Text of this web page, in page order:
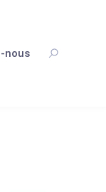
nous